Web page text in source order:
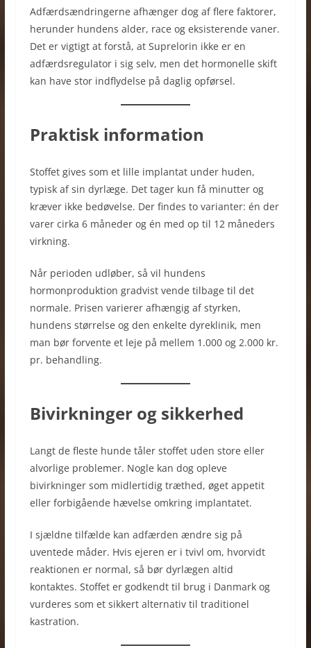
Adfærdsændringerne afhænger dog af flere faktorer,
herunder hundens alder, race og eksisterende vaner.
Det er vigtigt at forstå, at Suprelorin ikke er en
adfærdsregulator i sig selv, men det hormonelle skift
kan have stor indflydelse på daglig opførsel.
Praktisk information
Stoffet gives som et lille implantat under huden,
typisk af sin dyrlæge. Det tager kun få minutter og
kræver ikke bedøvelse. Der findes to varianter: én der
varer cirka 6 måneder og én med op til 12 måneders
virkning.
Når perioden udløber, så vil hundens
hormonproduktion gradvist vende tilbage til det
normale. Prisen varierer afhængig af styrken,
hundens størrelse og den enkelte dyreklinik, men
man bør forvente et leje på mellem 1.000 og 2.000 kr.
pr. behandling.
Bivirkninger og sikkerhed
Langt de fleste hunde tåler stoffet uden store eller
alvorlige problemer. Nogle kan dog opleve
bivirkninger som midlertidig træthed, øget appetit
eller forbigående hævelse omkring implantatet.
I sjældne tilfælde kan adfærden ændre sig på
uventede måder. Hvis ejeren er i tvivl om, hvorvidt
reaktionen er normal, så bør dyrlægen altid
kontaktes. Stoffet er godkendt til brug i Danmark og
vurderes som et sikkert alternativ til traditionel
kastration.